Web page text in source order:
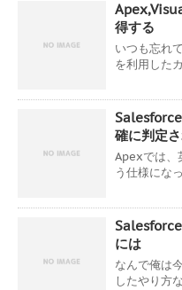
得する
いつも忘れ
を利用した
確に判定
Apexでは、
う仕様にな
には
なんで俺は
したやり方